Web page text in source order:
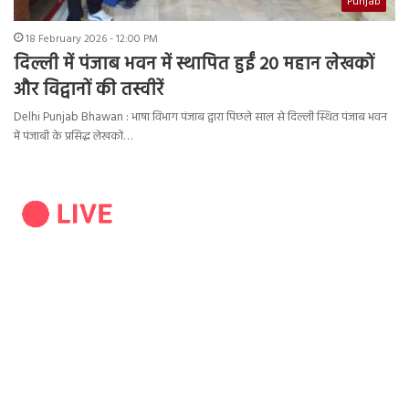
18 February 2026 - 12:00 PM
दिल्ली में पंजाब भवन में स्थापित हुईं 20 महान लेखकों
और विद्वानों की तस्वीरें
Delhi Punjab Bhawan : भाषा विभाग पंजाब द्वारा पिछले साल से दिल्ली स्थित पंजाब भवन
में पंजाबी के प्रसिद्ध लेखकों…